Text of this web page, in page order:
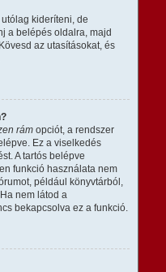
kideríteni, de
a belépés oldalra, majd
az utasításokat, és
rám opciót, a rendszer
Ez a viselkedés
A tartós belépve
funkció használata nem
például könyvtárból,
nem látod a
bekapcsolva ez a funkció.